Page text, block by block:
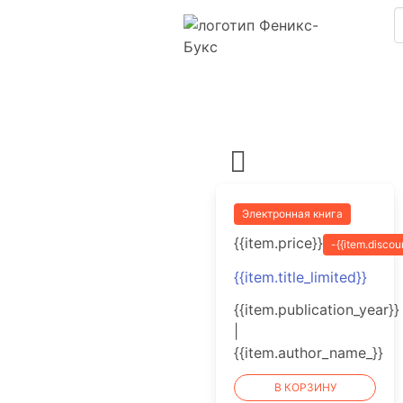
Электронная книга
{{item.price}} -
{{item.title_limited}}
{{item.publication_year}}
{{item.author_name_}}
В КОРЗИНУ